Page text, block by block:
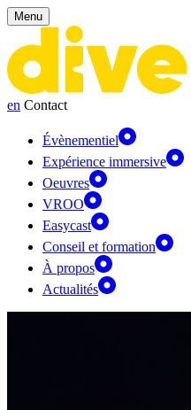
Panneau de gestion des cookies
Menu
en Contact
Évènementiel
Expérience immersive
Oeuvres
VROO
Easycast
Conseil et formation
À propos
Actualités